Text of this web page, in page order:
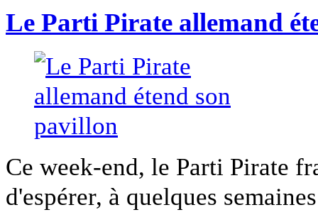
Le Parti Pirate allemand
Ce week-end, le Parti Pirate
d'espérer, à quelques